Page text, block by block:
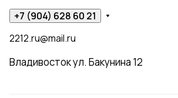
+7 (904) 628 60 21
2212.ru@mail.ru
Владивосток ул. Бакунина 12